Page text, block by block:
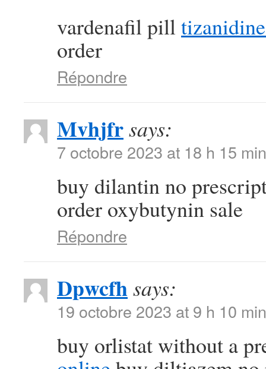
vardenafil pill
order
Répondre
Mvhjfrsays:
7 octobre 2023 at 18 h 15 min
buy dilantin no
order oxybutynin sale
Répondre
Dpwcfhsays:
19 octobre 2023 at 9 h 10 min
buy orlistat without a